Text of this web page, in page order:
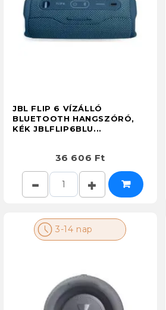
JBL FLIP 6 VÍZÁLLÓ
BLUETOOTH HANGSZÓRÓ,
KÉK JBLFLIP6BLU...
36 606 Ft
3-14 nap